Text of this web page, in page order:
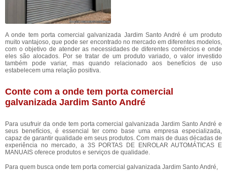
A onde tem porta comercial galvanizada Jardim Santo André é um produto
muito vantajoso, que pode ser encontrado no mercado em diferentes modelos,
com o objetivo de atender as necessidades de diferentes comércios e onde
eles são alocados. Por se tratar de um produto variado, o valor investido
também pode variar, mas quando relacionado aos benefícios de uso
estabelecem uma relação positiva.
Conte com a onde tem porta comercial
galvanizada Jardim Santo André
Para usufruir da onde tem porta comercial galvanizada Jardim Santo André e
seus benefícios, é essencial ter como base uma empresa especializada,
capaz de garantir qualidade em seus produtos. Com mais de duas décadas de
experiência no mercado, a 3S PORTAS DE ENROLAR AUTOMÁTICAS E
MANUAIS oferece produtos e serviços de qualidade.
Para quem busca onde tem porta comercial galvanizada Jardim Santo André,